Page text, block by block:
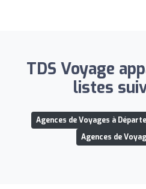
TDS Voyage
listes
Agences de Voyages à
Agences de